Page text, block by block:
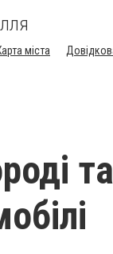
міста